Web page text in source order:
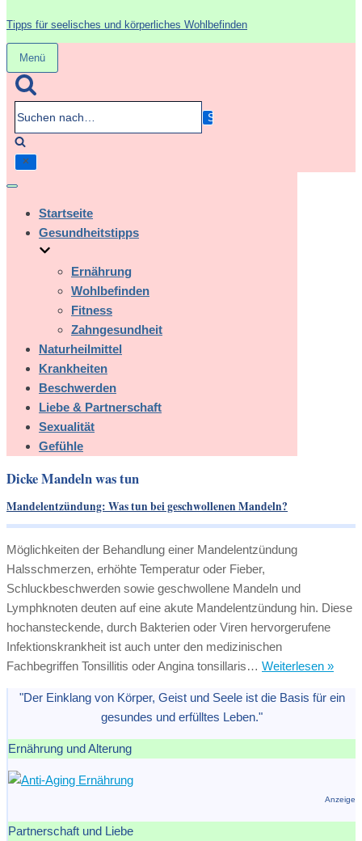
Tipps für seelisches und körperliches Wohlbefinden
Menü
Navigation
umschalten
Navigation
Startseite
Gesundheitstipps
Ernährung
Wohlbefinden
Fitness
Zahngesundheit
Naturheilmittel
Krankheiten
Beschwerden
Liebe & Partnerschaft
Sexualität
Gefühle
Dicke Mandeln was tun
Mandelentzündung: Was tun bei geschwollenen Mandeln?
Möglichkeiten der Behandlung einer Mandelentzündung
Halsschmerzen, erhöhte Temperatur oder Fieber,
Schluckbeschwerden sowie geschwollene Mandeln und
Lymphknoten deuten auf eine akute Mandelentzündung hin. Diese
hochansteckende, durch Bakterien oder Viren hervorgerufene
Infektionskrankheit ist auch unter den medizinischen
Fachbegriffen Tonsillitis oder Angina tonsillaris… Weiterlesen »
tun
"Der Einklang von Körper, Geist und Seele ist die Basis für ein
gesundes und erfülltes Leben."
Ernährung und Alterung
Anzeige
Partnerschaft und Liebe